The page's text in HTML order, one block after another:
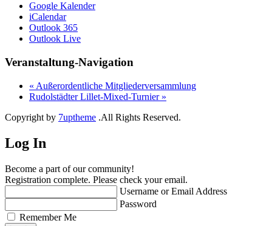
Google Kalender
iCalendar
Outlook 365
Outlook Live
Veranstaltung-Navigation
« Außerordentliche Mitgliederversammlung
Rudolstädter Lillet-Mixed-Turnier »
Copyright by 7uptheme .All Rights Reserved.
Log In
Become a part of our community!
Registration complete. Please check your email.
Username or Email Address
Password
Remember Me